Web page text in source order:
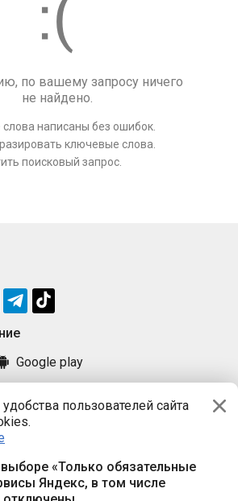
пользователей сайта
«Только обязательные
Яндекс, в том числе
по вашему запросу ничего
не найдено.
слова написаны без ошибок.
ключевые слова.
поисковый запрос.
Google play
ООО «ПРАЦА БАЙ»
220114, г. Минск, пр-т Независимости